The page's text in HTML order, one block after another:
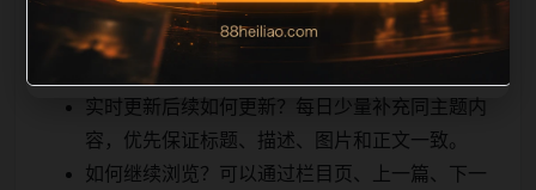
归集。发布后按真实浏览器复查首屏、图片、跳转体
验、相关推荐和加载速度。
实时更新后续如何更新？每日少量补充同主题内
容，优先保证标题、描述、图片和正文一致。
如何继续浏览？可以通过栏目页、上一篇、下一